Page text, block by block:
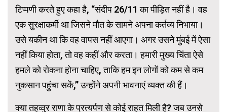
टिप्पणी करते हुए कहा है, “संदीप 26/11 का पीड़ित नहीं है। वह
एक सुरक्षाकर्मी था जिसने मौत के सामने अपना कर्तव्य निभाया।
उसे यकीन था कि वह वापस नहीं आएगा। अगर उसने मुंबई में ऐसा
नहीं किया होता, तो वह कहीं और करता। हमारी मुख्य चिंता ऐसे
हमले को रोकना होना चाहिए, ताकि हम इन लोगों को कम से कम
नुकसान पहुंचा सकें,” उन्होंने अपनी भावनाएं व्यक्त की हैं।
क्या तहव्वुर राणा के प्रत्यर्पण से कोई राहत मिली है? जब उनसे